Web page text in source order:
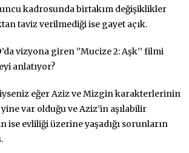
kadrosunda birtakım değişiklikler
taviz verilmediği ise gayet açık.
vizyona giren ‘’Mucize 2: Aşk’’ filmi
anlatıyor?
eğer Aziz ve Mizgin karakterlerinin
var olduğu ve Aziz’in aşılabilir
ise evliliği üzerine yaşadığı sorunların